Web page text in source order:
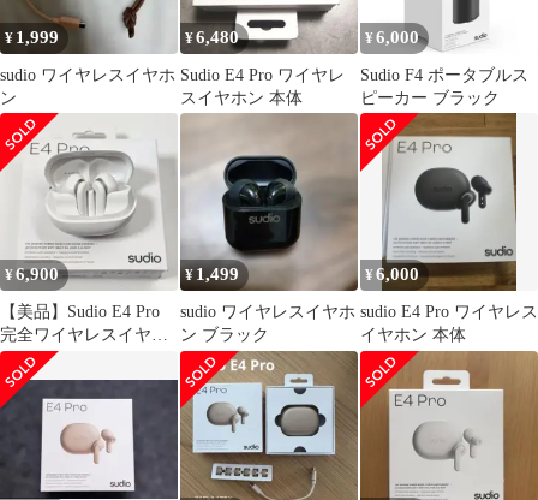
¥ 1,999
sudio ワイヤレスイヤホ
ン
¥6,480
Sudio E4 Pro ワイヤレ
スイヤホン 本体
¥ 6,000
Sudio F4 ポータブルス
ピーカー ブラック
¥6,900
【美品】Sudio E4 Pro
完全ワイヤレスイヤホ
ン
¥ 1,499
sudio ワイヤレスイヤホ
ン ブラック
¥6,000
sudio E4 Pro ワイヤレス
イヤホン 本体